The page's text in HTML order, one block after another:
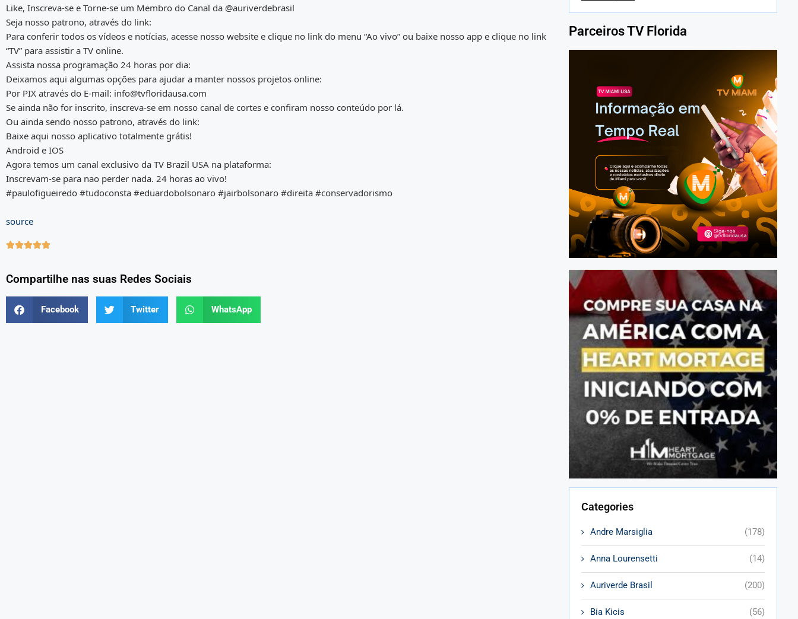
Like, Inscreva-se e Torne-se um Membro do Canal da @auriverdebrasil
Seja nosso patrono, através do link:
Para conferir todos os vídeos e notícias, acesse nosso website e clique no link do menu “Ao vivo” ou baixe nosso app e clique no link
“TV” para assistir a TV online.
Assista nossa programação 24 horas por dia:
Deixamos aqui algumas opções para ajudar a manter nossos projetos online:
Por PIX através do E-mail: info@tvfloridausa.com
Se ainda não for inscrito, inscreva-se em nosso canal de cortes e confiram nosso conteúdo por lá.
Ou ainda sendo nosso patrono, através do link:
Baixe aqui nosso aplicativo totalmente grátis!
Android e IOS
Agora temos um canal exclusivo da TV Brazil USA na plataforma:
Inscrevam-se para nao perder nada. 24 horas ao vivo!
#paulofigueiredo #tudoconsta #eduardobolsonaro #jairbolsonaro #direita #conservadorismo
source

Compartilhe nas suas Redes Sociais
Facebook Twitter WhatsApp
Parceiros TV Florida
Categories
Andre Marsiglia (178)
Anna Lourensetti (14)
Auriverde Brasil (200)
Bia Kicis (56)